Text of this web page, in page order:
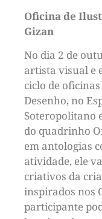
Oficina de
Gizan
No dia 2 de
artista visual e
ciclo de
Desenho, no
Soteropolitano
do quadrinho
em antologias
atividade, ele
criativos da
inspirados nos
participante